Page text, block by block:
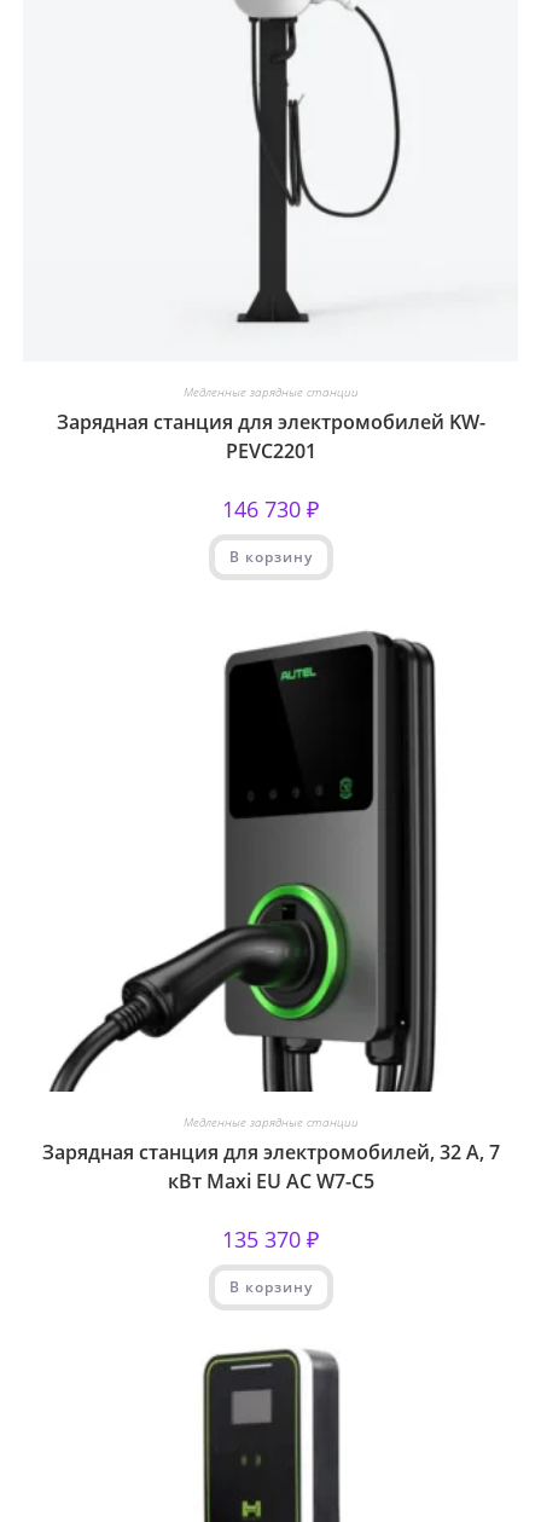
Медленные зарядные станции
Зарядная станция для электромобилей KW-
PEVC2201
146 730 ₽
В корзину
Медленные зарядные станции
Зарядная станция для электромобилей, 32 А, 7
кВт Maxi EU AC W7-C5
135 370 ₽
В корзину